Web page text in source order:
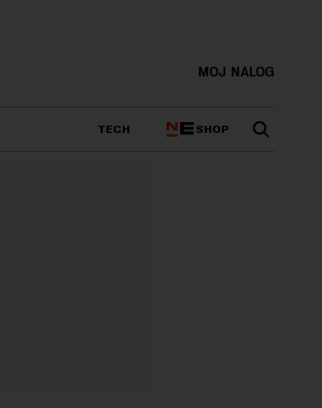
MOJ NALOG
TECH SHOP